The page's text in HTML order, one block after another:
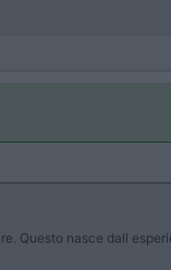
Questo nasce dall